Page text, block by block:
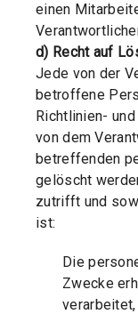
einen
d) Recht auf
Jede von der
betroffene
Richtlinien-
von dem
betreffenden
gelöscht
zutrifft und
ist:
Die
Zwecke